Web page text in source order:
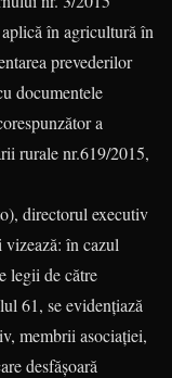
în agricultură în
prevederilor
documentele
a
rurale nr.619/2015,
directorul exe­cutiv
în cazul
legii de către
61, se evidențiază
membrii asociației,
desfășoară